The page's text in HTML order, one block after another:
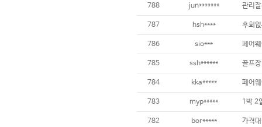
788 jun******* 관리
787 hsh****
786 sio***
785 ssh******
784 kka***** 페어
783 myp***** 1박 2
782 bor*****